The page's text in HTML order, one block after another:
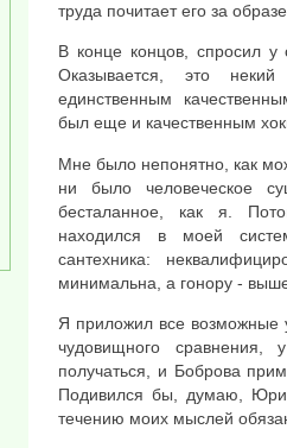
труда почитает его за
В конце концов, спросил
Оказывается, это
единственным
был еще и качественным
Мне было непонятно, как
ни было человеческое
бесталанное, как я.
находился в моей
сантехника:
минимальна, а гонору -
Я приложил все возможные
чудовищного
получаться, и Боброва
Подивился бы, думаю,
течению моих мыслей